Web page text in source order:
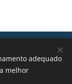
adequado
melhor